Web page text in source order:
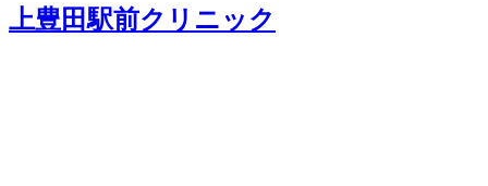
上豊田駅前クリニック